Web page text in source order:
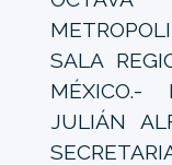
SALA
MÉXICO.-
JULIÁN